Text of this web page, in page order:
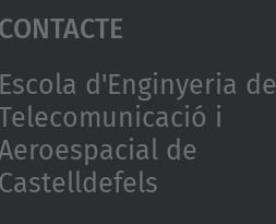
Contacte
Escola d'Enginyeria de
i
de
Castelldefels